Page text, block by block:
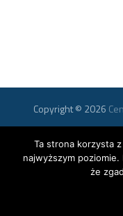
Copyright © 2026
Ta strona korzysta
najwyższym
że